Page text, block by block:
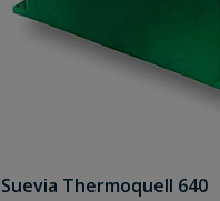
Suevia Thermoquell 640